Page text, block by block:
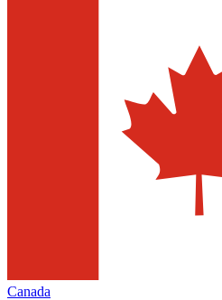
Canada